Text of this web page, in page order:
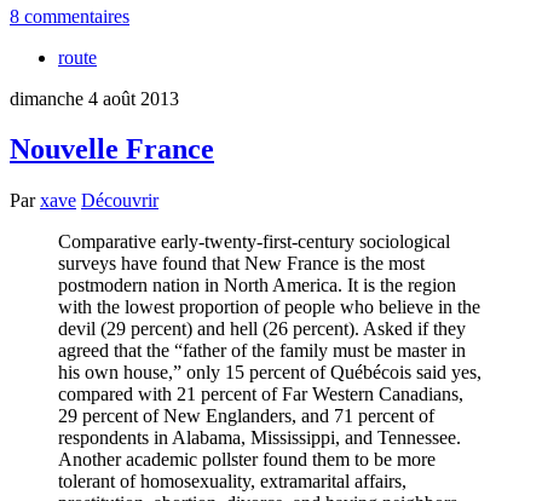
8 commentaires
route
dimanche 4 août 2013
Nouvelle France
Parxave Découvrir
Comparative early-twenty-first-century sociological
surveys have found that New France is the most
postmodern nation in North America. It is the region
with the lowest proportion of people who believe in the
devil (29 percent) and hell (26 percent). Asked if they
agreed that the “father of the family must be master in
his own house,” only 15 percent of Québécois said yes,
compared with 21 percent of Far Western Canadians,
29 percent of New Englanders, and 71 percent of
respondents in Alabama, Mississippi, and Tennessee.
Another academic pollster found them to be more
tolerant of homosexuality, extramarital affairs,